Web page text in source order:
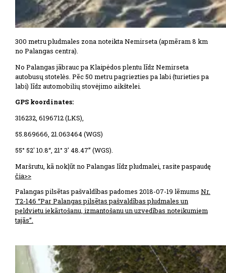
300 metru pludmales zona noteikta Nemirseta (apmēram 8 km
no Palangas centra).
No Palangas jābrauc pa Klaipėdos plentu līdz Nemirseta
autobusų stotelės. Pēc 50 metru pagriezties pa labi (turieties pa
labi) līdz automobilių stovėjimo aikštelei.
GPS koordinates:
316232, 6196712 (LKS),
55.869666, 21.063464 (WGS)
55° 52′ 10.8“, 21° 3′ 48.47” (WGS).
Maršrutu, kā nokļūt no Palangas līdz pludmalei, rasite paspaudę
čia>>
Palangas pilsētas pašvaldības padomes 2018-07-19 lēmums Nr.
T2-146 “Par Palangas pilsētas pašvaldības pludmales un
peldvietu iekārtošanu, izmantošanu un uzvedības noteikumiem
tajās”.